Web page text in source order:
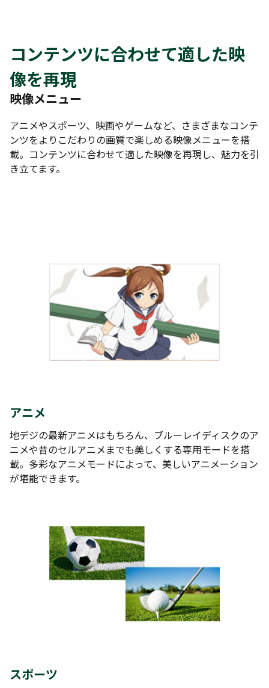
コンテンツに合わせて適した映
像を再現
映像メニュー
アニメやスポーツ、映画やゲームなど、さまざまなコンテ
ンツをよりこだわりの画質で楽しめる映像メニューを搭
載。コンテンツに合わせて適した映像を再現し、魅力を引
き立てます。
アニメ
地デジの最新アニメはもちろん、ブルーレイディスクのア
ニメや昔のセルアニメまでも美しくする専用モードを搭
載。多彩なアニメモードによって、美しいアニメーション
が堪能できます。
スポーツ